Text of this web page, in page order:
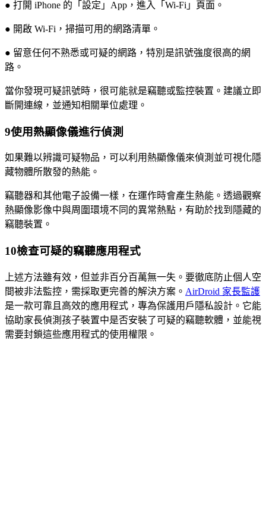
● 打開 iPhone 的「設定」App，進入「Wi-Fi」頁面。
● 開啟 Wi-Fi，掃描可用的網路清單。
● 留意任何不熟悉或可疑的網路，特別是訊號強度很高的網
路。
當你發現可疑訊號時，很可能就是竊聽或監控裝置。建議立即
斷開連線，並通知相關單位處理。
9使用熱顯像儀進行偵測
如果難以辨識可疑物品，可以利用熱顯像儀來偵測並可視化隱
藏物體所散發的熱能。
竊聽器和其他電子設備一樣，在運作時會產生熱能。透過觀察
熱顯像影像中與周圍環境不同的異常熱點，有助於找到隱藏的
竊聽裝置。
10檢查可疑的竊聽應用程式
上述方法雖有效，但並非百分百萬無一失。要徹底防止個人空
間被非法監控，需採取更完善的解決方案。 AirDroid 家長監護
是一款可靠且高效的應用程式，專為保護用戶隱私設計。它能
協助家長偵測孩子裝置中是否安裝了可疑的竊聽軟體，並能視
需要封鎖這些應用程式的使用權限。